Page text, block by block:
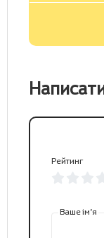
Рейтинг
Ваше ім’я